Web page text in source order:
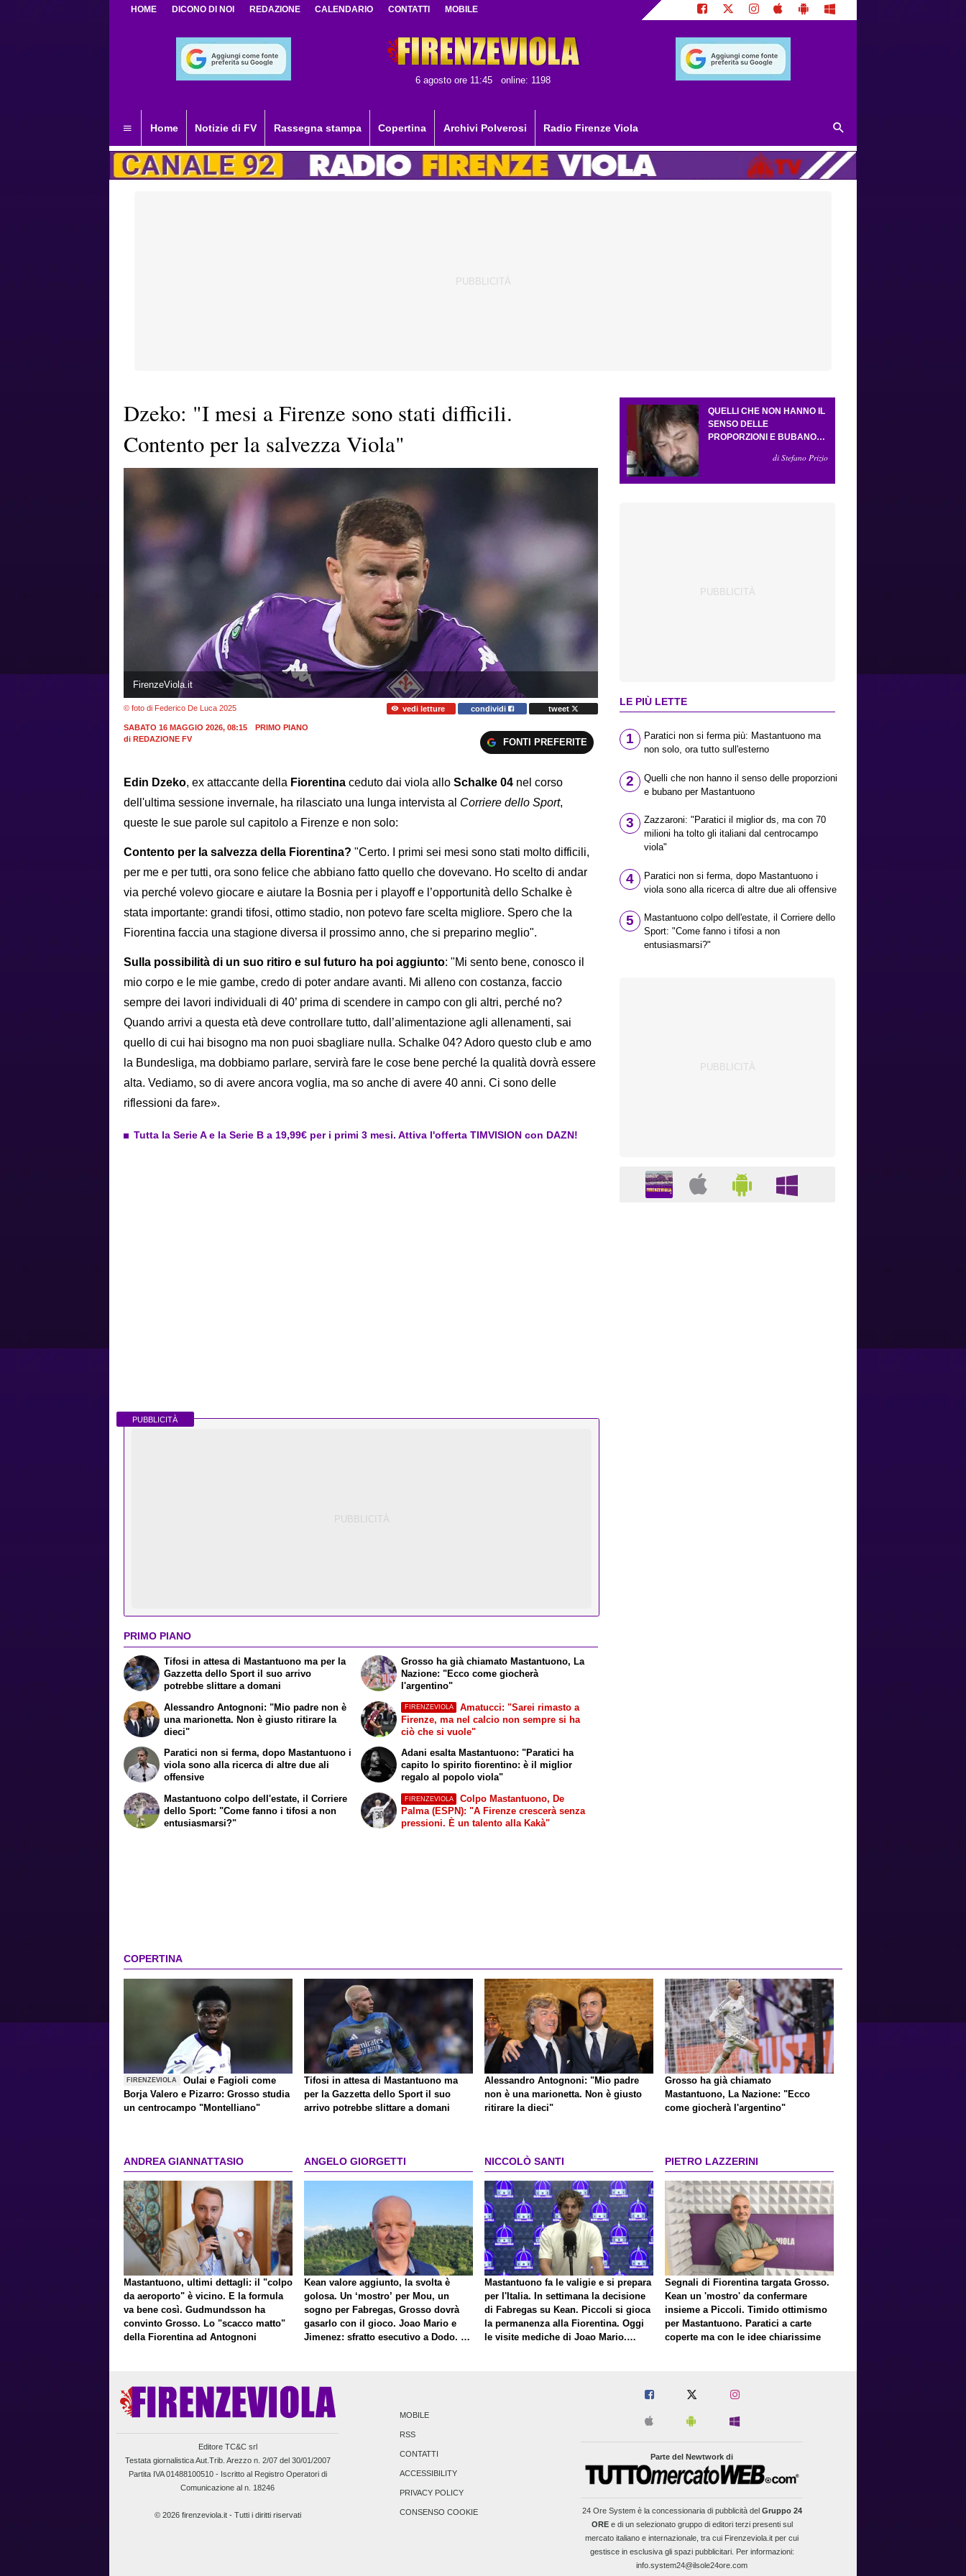
HOME DICONO DI NOI REDAZIONE CALENDARIO CONTATTI MOBILE
6 agosto ore 11:45 online: 1198
Home Notizie di FV Rassegna stampa Copertina Archivi Polverosi Radio Firenze Viola
Dzeko: "I mesi a Firenze sono stati difficili.
Contento per la salvezza Viola"
FirenzeViola.it
© foto di Federico De Luca 2025 vedi letture condividi tweet
SABATO 16 MAGGIO 2026, 08:15
PRIMO PIANO
di REDAZIONE FV FONTI PREFERITE
Edin Dzeko, ex attaccante della Fiorentina ceduto dai viola allo Schalke 04 nel corso
dell'ultima sessione invernale, ha rilasciato una lunga intervista al Corriere dello Sport,
queste le sue parole sul capitolo a Firenze e non solo:
Contento per la salvezza della Fiorentina? "Certo. I primi sei mesi sono stati molto difficili,
per me e per tutti, ora sono felice che abbiano fatto quello che dovevano. Ho scelto di andar
via perché volevo giocare e aiutare la Bosnia per i playoff e l’opportunità dello Schalke è
stata importante: grandi tifosi, ottimo stadio, non potevo fare scelta migliore. Spero che la
Fiorentina faccia una stagione diversa il prossimo anno, che si preparino meglio".
Sulla possibilità di un suo ritiro e sul futuro ha poi aggiunto: "Mi sento bene, conosco il
mio corpo e le mie gambe, credo di poter andare avanti. Mi alleno con costanza, faccio
sempre dei lavori individuali di 40’ prima di scendere in campo con gli altri, perché no?
Quando arrivi a questa età deve controllare tutto, dall’alimentazione agli allenamenti, sai
quello di cui hai bisogno ma non puoi sbagliare nulla. Schalke 04? Adoro questo club e amo
la Bundesliga, ma dobbiamo parlare, servirà fare le cose bene perché la qualità dovrà essere
alta. Vediamo, so di avere ancora voglia, ma so anche di avere 40 anni. Ci sono delle
riflessioni da fare».
Tutta la Serie A e la Serie B a 19,99€ per i primi 3 mesi. Attiva l'offerta TIMVISION con DAZN!
PUBBLICITÀ
PRIMO PIANO
Tifosi in attesa di Mastantuono ma per la
Gazzetta dello Sport il suo arrivo
potrebbe slittare a domani
Alessandro Antognoni: "Mio padre non è
una marionetta. Non è giusto ritirare la
dieci"
Grosso ha già chiamato Mastantuono, La
Nazione: "Ecco come giocherà
l'argentino"
FIRENZEVIOLA
Amatucci: "Sarei rimasto a
Firenze, ma nel calcio non sempre si ha
ciò che si vuole"
Paratici non si ferma, dopo Mastantuono i
viola sono alla ricerca di altre due ali
offensive
Mastantuono colpo dell'estate, il Corriere
dello Sport: "Come fanno i tifosi a non
entusiasmarsi?"
Adani esalta Mastantuono: "Paratici ha
capito lo spirito fiorentino: è il miglior
regalo al popolo viola"
FIRENZEVIOLA
Colpo Mastantuono, De
Palma (ESPN): "A Firenze crescerà senza
pressioni. È un talento alla Kakà"
QUELLI CHE NON HANNO IL
SENSO DELLE
PROPORZIONI E BUBANO
di Stefano Prizio
LE PIÙ LETTE
1
Paratici non si ferma più: Mastantuono ma
non solo, ora tutto sull'esterno
2
Quelli che non hanno il senso delle proporzioni
e bubano per Mastantuono
3
Zazzaroni: "Paratici il miglior ds, ma con 70
milioni ha tolto gli italiani dal centrocampo
viola"
4
Paratici non si ferma, dopo Mastantuono i
viola sono alla ricerca di altre due ali offensive
5
Mastantuono colpo dell'estate, il Corriere dello
Sport: "Come fanno i tifosi a non
entusiasmarsi?"
COPERTINA
FIRENZEVIOLA
Oulai e Fagioli come
Borja Valero e Pizarro: Grosso studia
un centrocampo "Montelliano"
Tifosi in attesa di Mastantuono ma
per la Gazzetta dello Sport il suo
arrivo potrebbe slittare a domani
Alessandro Antognoni: "Mio padre
non è una marionetta. Non è giusto
ritirare la dieci"
Grosso ha già chiamato
Mastantuono, La Nazione: "Ecco
come giocherà l'argentino"
ANDREA GIANNATTASIO
Mastantuono, ultimi dettagli: il "colpo
da aeroporto" è vicino. E la formula
va bene così. Gudmundsson ha
convinto Grosso. Lo "scacco matto"
della Fiorentina ad Antognoni
ANGELO GIORGETTI
Kean valore aggiunto, la svolta è
golosa. Un ‘mostro’ per Mou, un
sogno per Fabregas, Grosso dovrà
gasarlo con il gioco. Joao Mario e
Jimenez: sfratto esecutivo a Dodo. E
NICCOLÒ SANTI
Mastantuono fa le valigie e si prepara
per l'Italia. In settimana la decisione
di Fabregas su Kean. Piccoli si gioca
la permanenza alla Fiorentina. Oggi
le visite mediche di Joao Mario.
PIETRO LAZZERINI
Segnali di Fiorentina targata Grosso.
Kean un 'mostro' da confermare
insieme a Piccoli. Timido ottimismo
per Mastantuono. Paratici a carte
coperte ma con le idee chiarissime
Editore TC&C srl
Testata giornalistica Aut.Trib. Arezzo n. 2/07 del 30/01/2007
Partita IVA 01488100510 - Iscritto al Registro Operatori di
Comunicazione al n. 18246
© 2026 firenzeviola.it - Tutti i diritti riservati
MOBILE
RSS
CONTATTI
ACCESSIBILITY
PRIVACY POLICY
CONSENSO COOKIE
Parte del Newtwork di
24 Ore Systemè la concessionaria di pubblicità del Gruppo 24
OREe di un selezionato gruppo di editori terzi presenti sul
mercato italiano e internazionale, tra cui Firenzeviola.it per cui
gestisce in esclusiva gli spazi pubblicitari. Per informazioni:
info.system24@ilsole24ore.com